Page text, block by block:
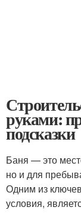
руками:
подсказки
Баня — это
но и для
Одним из
условия,